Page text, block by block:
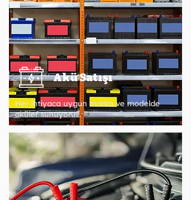
Akü Satışı
Her ihtiyaca uygun marka ve modelde
aküler sunuyoruz.